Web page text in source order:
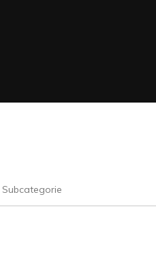
Subcategorie